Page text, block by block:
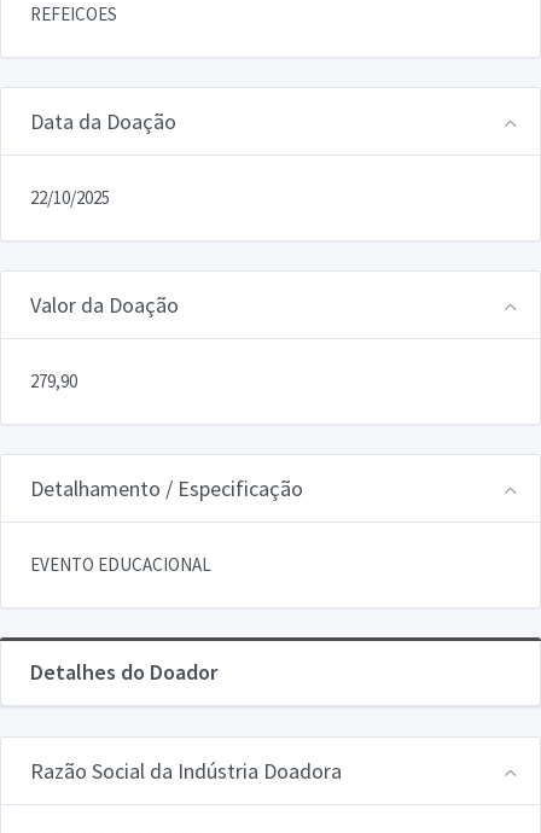
REFEICOES
Data da Doação
22/10/2025
Valor da Doação
279,90
Detalhamento / Especificação
EVENTO EDUCACIONAL
Detalhes do Doador
Razão Social da Indústria Doadora